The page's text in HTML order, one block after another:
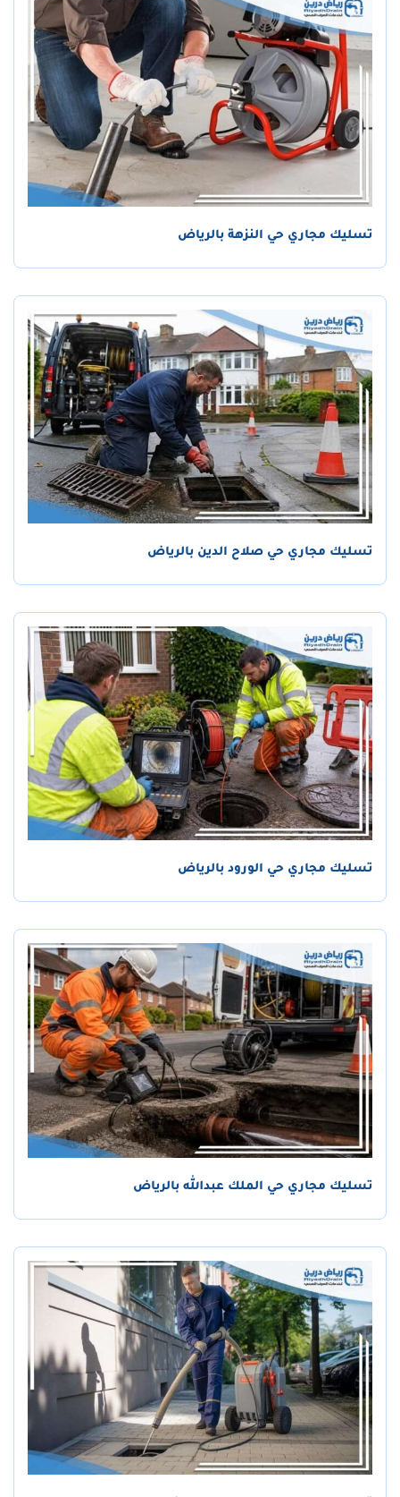
تسليك مجاري حي النزهة بالرياض
تسليك مجاري حي صلاح الدين بالرياض
تسليك مجاري حي الورود بالرياض
تسليك مجاري حي الملك عبدالله بالرياض